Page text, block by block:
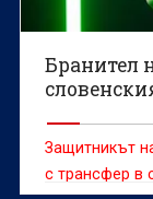
Бранител
Защитникът
с трансфер в